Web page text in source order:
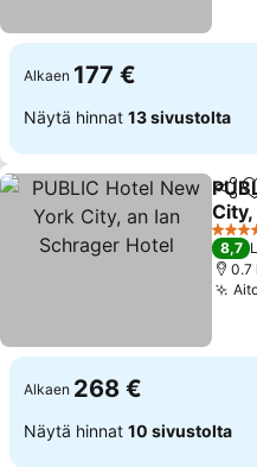
Alkaen 177 €
Näytä hinnat 13 sivustolta
Jaa
4
8,7
0.7
Alkaen 268 €
Näytä hinnat 10 sivustolta